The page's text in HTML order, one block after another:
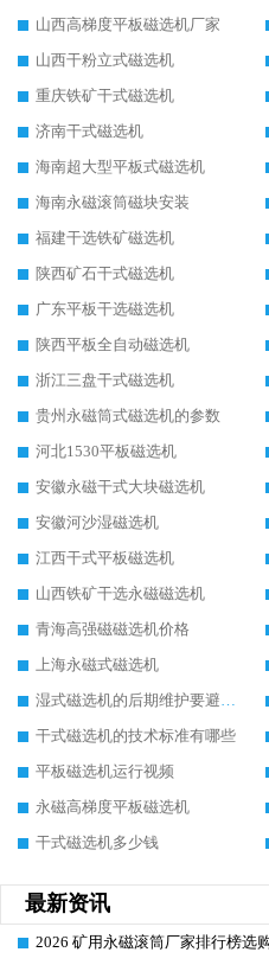
山西高梯度平板磁选机厂家
山西干粉立式磁选机
重庆铁矿干式磁选机
济南干式磁选机
海南超大型平板式磁选机
海南永磁滚筒磁块安装
福建干选铁矿磁选机
陕西矿石干式磁选机
广东平板干选磁选机
陕西平板全自动磁选机
浙江三盘干式磁选机
贵州永磁筒式磁选机的参数
河北1530平板磁选机
安徽永磁干式大块磁选机
安徽河沙湿磁选机
江西干式平板磁选机
山西铁矿干选永磁磁选机
青海高强磁磁选机价格
上海永磁式磁选机
湿式磁选机的后期维护要避开哪些坑
干式磁选机的技术标准有哪些
平板磁选机运行视频
永磁高梯度平板磁选机
干式磁选机多少钱
最新资讯
2026 矿用永磁滚筒厂家排行榜选